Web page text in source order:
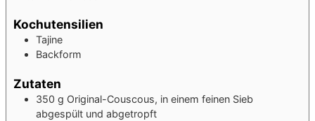
Kochutensilien
Tajine
Backform
Zutaten
350 g Original-Couscous, in einem feinen Sieb
abgespült und abgetropft